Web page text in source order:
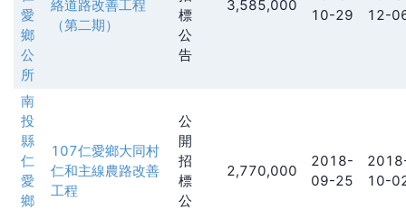
愛
鄉
公
所
絡道路改善工程
（第二期）
標
公
告
3,585,000
10-29
12-
南
投
縣
仁
愛
鄉
107仁愛鄉大同村
仁和主線農路改善
工程
公
開
招
標
公
2,770,000
2018-
09-25
10-